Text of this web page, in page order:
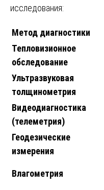
исследования:
Метод диагностики
Тепловизионное
обследование
Ультразвуковая
толщинометрия
Видеодиагностика
(телеметрия)
Геодезические
измерения
Влагометрия